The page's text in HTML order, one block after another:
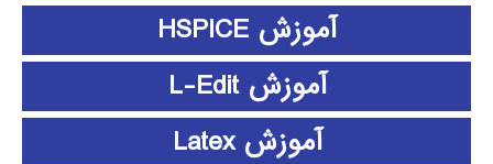
آموزش HSPICE
آموزش L-Edit
آموزش Latex